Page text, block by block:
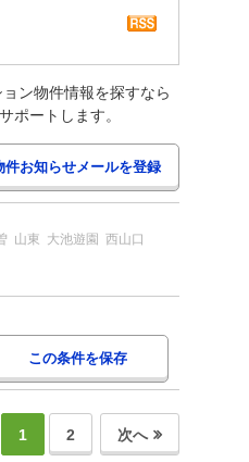
ン物件情報を探すなら
ポートします。
山東 大池遊園 西山口
この条件を保存
1 2 次へ